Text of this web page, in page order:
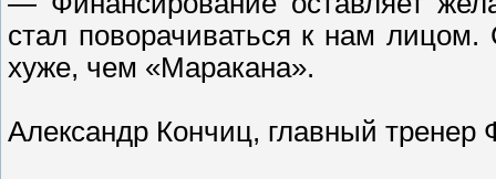
стал поворачиваться к нам
хуже, чем «Маракана».
Александр Кончиц, главный